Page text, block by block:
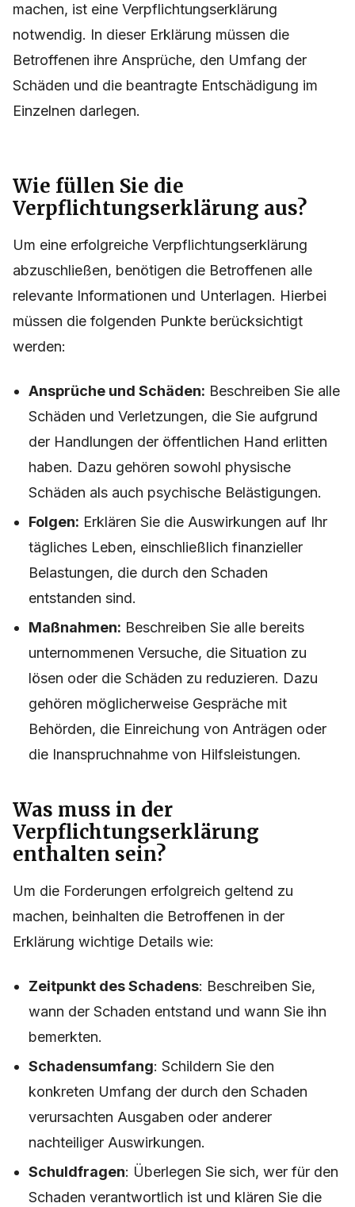
machen, ist eine Verpflichtungserklärung
notwendig. In dieser Erklärung müssen die
Betroffenen ihre Ansprüche, den Umfang der
Schäden und die beantragte Entschädigung im
Einzelnen darlegen.
Wie füllen Sie die
Verpflichtungserklärung aus?
Um eine erfolgreiche Verpflichtungserklärung
abzuschließen, benötigen die Betroffenen alle
relevante Informationen und Unterlagen. Hierbei
müssen die folgenden Punkte berücksichtigt
werden:
Ansprüche und Schäden: Beschreiben Sie alle
Schäden und Verletzungen, die Sie aufgrund
der Handlungen der öffentlichen Hand erlitten
haben. Dazu gehören sowohl physische
Schäden als auch psychische Belästigungen.
Folgen: Erklären Sie die Auswirkungen auf Ihr
tägliches Leben, einschließlich finanzieller
Belastungen, die durch den Schaden
entstanden sind.
Maßnahmen: Beschreiben Sie alle bereits
unternommenen Versuche, die Situation zu
lösen oder die Schäden zu reduzieren. Dazu
gehören möglicherweise Gespräche mit
Behörden, die Einreichung von Anträgen oder
die Inanspruchnahme von Hilfsleistungen.
Was muss in der
Verpflichtungserklärung
enthalten sein?
Um die Forderungen erfolgreich geltend zu
machen, beinhalten die Betroffenen in der
Erklärung wichtige Details wie:
Zeitpunkt des Schadens: Beschreiben Sie,
wann der Schaden entstand und wann Sie ihn
bemerkten.
Schadensumfang: Schildern Sie den
konkreten Umfang der durch den Schaden
verursachten Ausgaben oder anderer
nachteiliger Auswirkungen.
Schuldfragen: Überlegen Sie sich, wer für den
Schaden verantwortlich ist und klären Sie die